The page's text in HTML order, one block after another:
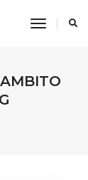
toggle